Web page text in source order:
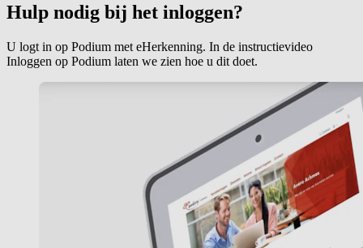
Hulp nodig bij het inloggen?
U logt in op Podium met eHerkenning. In de instructievideo
Inloggen op Podium laten we zien hoe u dit doet.